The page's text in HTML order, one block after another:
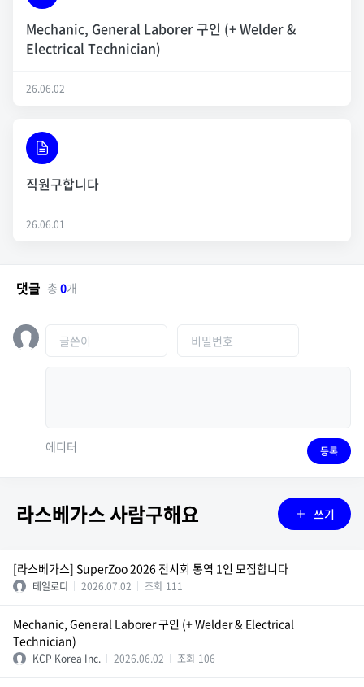
Mechanic, General Laborer 구인 (+ Welder &
Electrical Technician)
26.06.02
직원구합니다
26.06.01
댓글 총 0개
에디터 등록
라스베가스 사람구해요 쓰기
[라스베가스] SuperZoo 2026 전시회 통역 1인 모집합니다
테일로디 2026.07.02 조회 111
Mechanic, General Laborer 구인 (+ Welder & Electrical
Technician)
KCP Korea Inc. 2026.06.02 조회 106